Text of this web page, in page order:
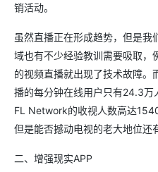
销活动。
虽然直播正在形成趋势，但是
域也有不少经验教训需要吸取，
的视频直播就出现了技术故障
播的每分钟在线用户只有24.3万
FL Network的收视人数高达
但是能否撼动电视的老大地位还
二、增强现实APP